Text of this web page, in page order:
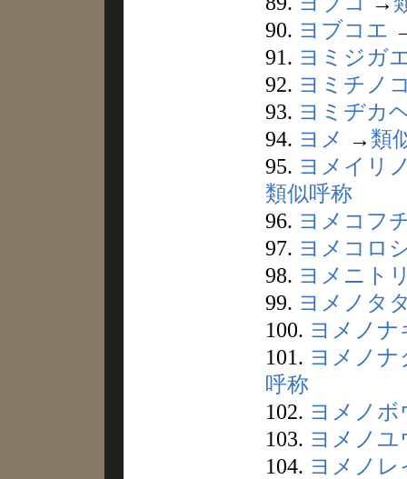
90. ヨブコエ
91. ヨミジガ
92. ヨミチノ
93. ヨミヂカ
94. ヨメ → 類
95. ヨメイリ
類似呼称
96. ヨメコフ
97. ヨメコロ
98. ヨメニト
99. ヨメノタ
100. ヨメノ
101. ヨメノ
呼称
102. ヨメノボ
103. ヨメノユ
104. ヨメノレ